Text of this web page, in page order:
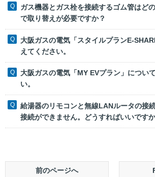
ガス機器とガス栓を接続するゴム管はど
で取り替えが必要ですか？
大阪ガスの電気「スタイルプラン
えてください。
大阪ガスの電気「MY EVプラン」につい
い。
給湯器のリモコンと無線LANルータの接
接続ができません。どうすればいいです
前のページへ